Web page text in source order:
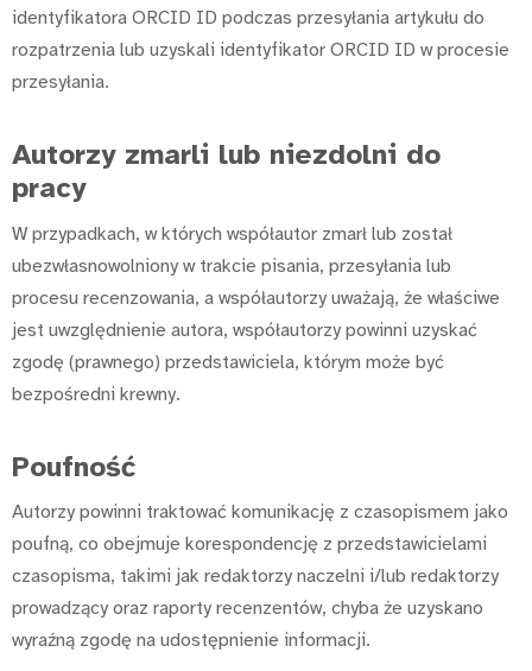
identyfikatora ORCID ID podczas przesyłania artykułu do
rozpatrzenia lub uzyskali identyfikator ORCID ID w procesie
przesyłania.
Autorzy zmarli lub niezdolni do
pracy
W przypadkach, w których współautor zmarł lub został
ubezwłasnowolniony w trakcie pisania, przesyłania lub
procesu recenzowania, a współautorzy uważają, że właściwe
jest uwzględnienie autora, współautorzy powinni uzyskać
zgodę (prawnego) przedstawiciela, którym może być
bezpośredni krewny.
Poufność
Autorzy powinni traktować komunikację z czasopismem jako
poufną, co obejmuje korespondencję z przedstawicielami
czasopisma, takimi jak redaktorzy naczelni i/lub redaktorzy
prowadzący oraz raporty recenzentów, chyba że uzyskano
wyraźną zgodę na udostępnienie informacji.